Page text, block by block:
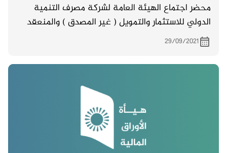
محضر اجتماع الهيئة العامة لشركة مصرف التنمية
الدولي للاستثمار والتمويل ( غير المصدق ) والمنعقد
بتاريخ 13/9/202129/09/2021